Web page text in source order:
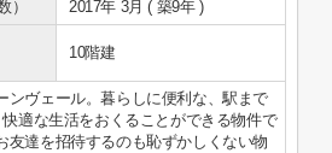
） 2017年 3月 ( 築9年 )
10階建
ンヴェール。暮らしに便利な、駅まで
適な生活をおくることができる物件で
達を招待するのも恥ずかしくない物